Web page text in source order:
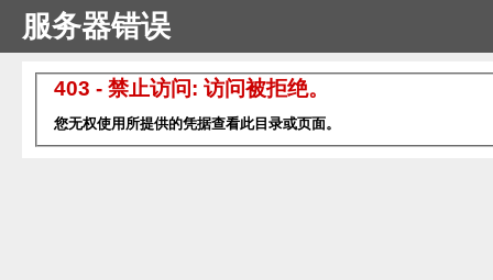
服务器错误
403 - 禁止访问: 访问被拒绝。
您无权使用所提供的凭据查看此目录或页面。